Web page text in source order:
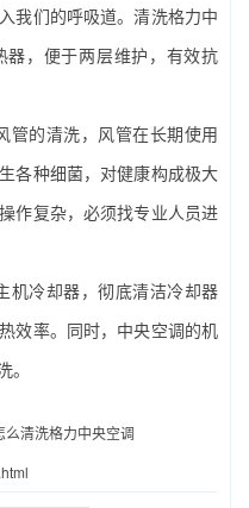
我们的呼吸道。清洗格力中
，便于两层维护，有效抗
的清洗，风管在长期使用
各种细菌，对健康构成极大
作复杂，必须找专业人员进
冷却器，彻底清洁冷却器
效率。同时，中央空调的机
清洗格力中央空调